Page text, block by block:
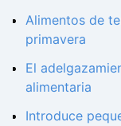
Alimentos de
primavera
El
alimentaria
Introduce